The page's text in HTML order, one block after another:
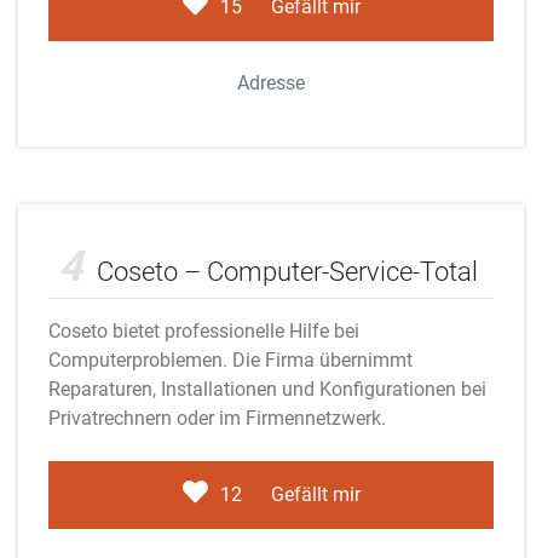
15 Gefällt mir
Adresse
4 Coseto – Computer-Service-Total
Coseto bietet professionelle Hilfe bei
Computerproblemen. Die Firma übernimmt
Reparaturen, Installationen und Konfigurationen bei
Privatrechnern oder im Firmennetzwerk.
12 Gefällt mir